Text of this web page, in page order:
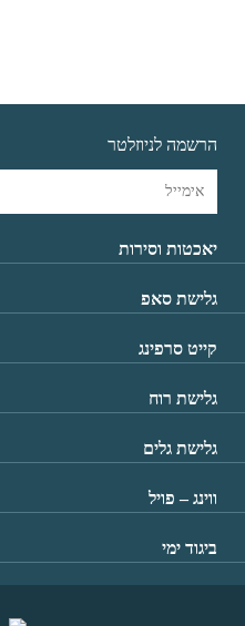
יאכטות וסירות
גלישת סאפ
קייט סרפינג
גלישת רוח
גלישת גלים
ווינג – פויל
ביגוד ימי
הרשמה לניוזלטר